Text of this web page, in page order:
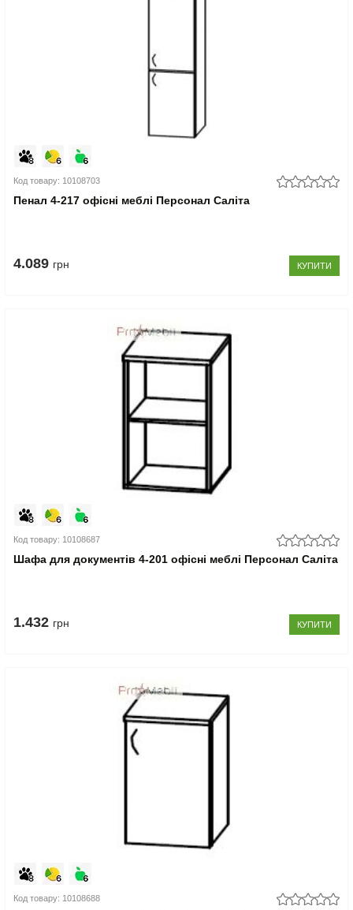
Код товару: 10108703
Пенал 4-217 офісні меблі Персонал Саліта
4.089 грн КУПИТИ
Код товару: 10108687
Шафа для документів 4-201 офісні меблі Персонал Саліта
1.432 грн КУПИТИ
Код товару: 10108688